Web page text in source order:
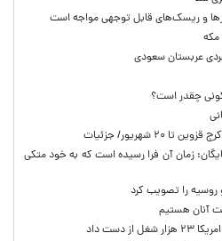
و ریسک‌های قابل توجهی مواجه است
مکه
عربستان سعودی
چقدر است؟
شهریور/ جزئیات
زمان آن فرا رسیده است که به خود متکی
روسیه را تصویب کرد
آنان هستیم
دست داد